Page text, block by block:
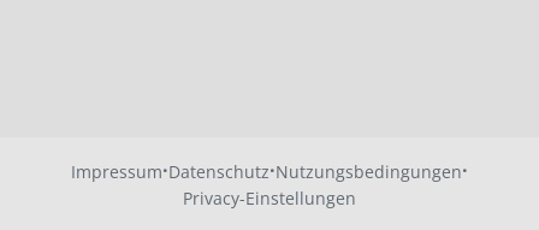
Impressum·Datenschutz·Nutzungsbedingungen·
Privacy-Einstellungen